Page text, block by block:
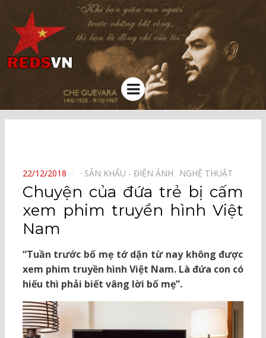
Kênh chia sẻ tri thức cộng đồng
Menu
POSTED
ON
22/12/2018 SÂN KHẤU - ĐIỆN ẢNH⠀ NGHỆ THUẬT⠀
Chuyện của đứa trẻ bị cấm
xem phim truyền hình Việt
Nam
“Tuần trước bố mẹ tớ dặn từ nay không được
xem phim truyền hình Việt Nam. Là đứa con có
hiếu thì phải biết vâng lời bố mẹ”.